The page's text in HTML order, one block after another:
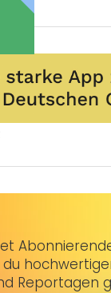
Reportagen